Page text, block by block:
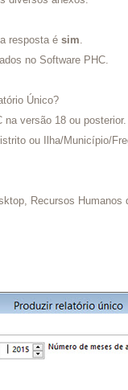
a resposta ésim.
no Software PHC.
Único?
versão 18 ou posterior.
ou Ilha/Município/
Recursos